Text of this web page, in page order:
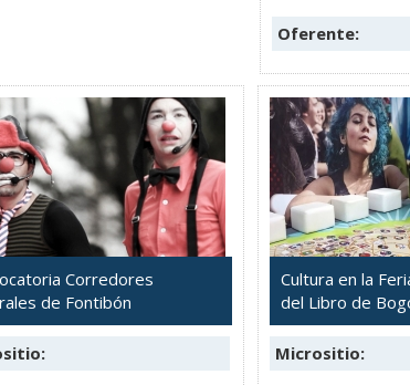
Oferente:
Corredores
de Fontibón
Cultura en la
del Libro de
Micrositio: